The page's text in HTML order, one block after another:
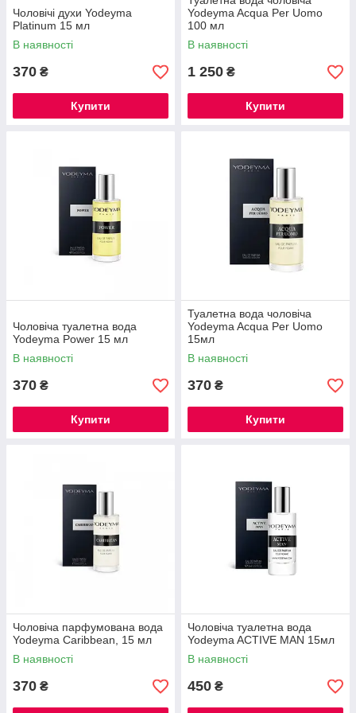
Чоловічі духи Yodeyma
Platinum 15 мл
В наявності
370 ₴
Купити
Yodeyma Acqua Per Uomo
100 мл
В наявності
1 250 ₴
Купити
Чоловіча туалетна вода
Yodeyma Power 15 мл
В наявності
370 ₴
Купити
Туалетна вода чоловіча
Yodeyma Acqua Per Uomo
15мл
В наявності
370 ₴
Купити
Чоловіча парфумована вода
Yodeyma Caribbean, 15 мл
В наявності
370 ₴
Чоловіча туалетна вода
Yodeyma ACTIVE MAN 15мл
В наявності
450 ₴